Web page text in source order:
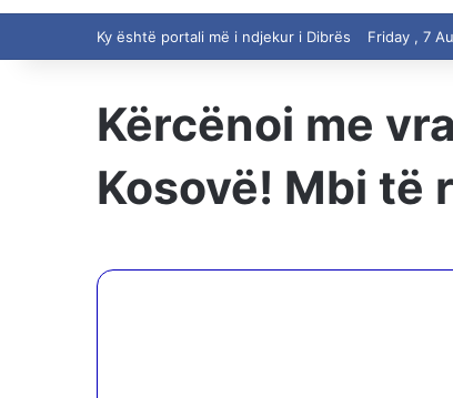
Ky është portali më i ndjekur i Dibrës Friday , 7
Kërcënoi me
Kosovë! Mbi të